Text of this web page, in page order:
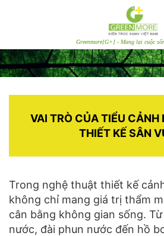
Greenmore[G+] - Mang lại cuộc
VAI TRÒ CỦA TIỂU CẢNH
THIẾT KẾ SÂN
Trong nghệ thuật thiết kế
không chỉ mang giá trị thẩm
cân bằng không gian sống.
nước, đài phun nước đến hồ